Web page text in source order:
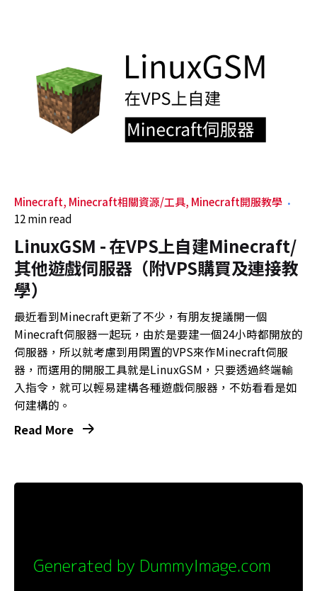
Minecraft Minecraft相關資源/工具 Minecraft開服教學
12 min read
LinuxGSM - 在VPS上自建Minecraft/
其他遊戲伺服器（附VPS購買及連接教
學）
最近看到Minecraft更新了不少，有朋友提議開一個
Minecraft伺服器一起玩，由於是要建一個24小時都開放的
伺服器，所以就考慮到用閑置的VPS來作Minecraft伺服
器，而選用的開服工具就是LinuxGSM，只要透過終端輸
入指令，就可以輕易建構各種遊戲伺服器，不妨看看是如
何建構的。
Read More